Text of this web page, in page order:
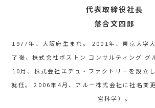
代表取締役社長
落合文四郎
1977年、大阪府生まれ。 2001年、東京大学
了後、株式会社ボストン コンサルティング グ
10月、株式会社エデュ・ファクトリーを設立
就任。 2006年4月、アルー株式会社に社名変
営科学）。